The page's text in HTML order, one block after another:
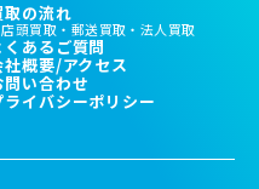
取の流れ
店頭買取 郵送買取 法人買取
くあるご質問
社概要/アクセス
問い合わせ
ライバシーポリシー